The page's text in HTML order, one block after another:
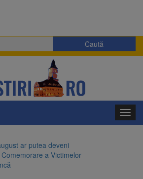
ar putea deveni
a Victimelor